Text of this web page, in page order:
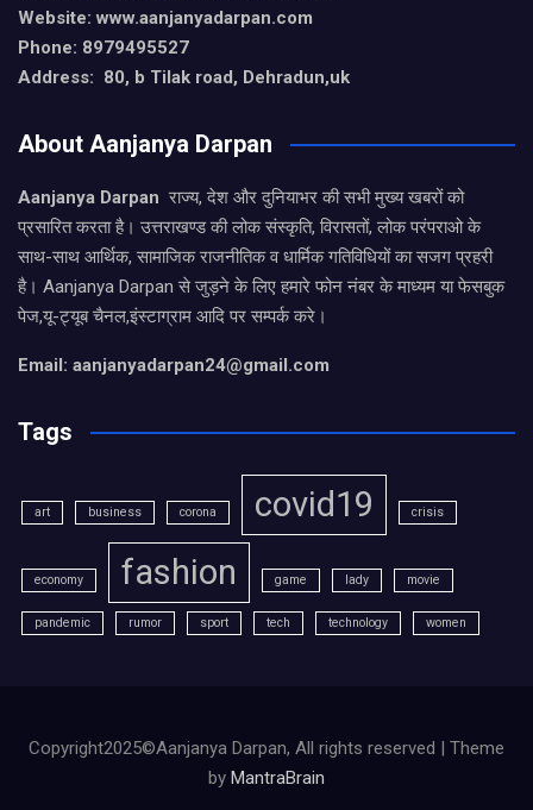
Website: www.aanjanyadarpan.com
Phone: 8979495527
Address: 80, b Tilak road, Dehradun,uk
About Aanjanya Darpan
Aanjanya Darpan राज्य, देश और दुनियाभर की सभी मुख्य खबरों को
प्रसारित करता है। उत्तराखण्ड की लोक संस्कृति, विरासतों, लोक परंपराओ के
साथ-साथ आर्थिक, सामाजिक राजनीतिक व धार्मिक गतिविधियों का सजग प्रहरी
है। Aanjanya Darpan से जुड़ने के लिए हमारे फोन नंबर के माध्यम या फेसबुक
पेज,यू-ट्यूब चैनल,इंस्टाग्राम आदि पर सम्पर्क करे।
Email: aanjanyadarpan24@gmail.com
Tags
art business corona covid19 crisis
economy fashion game lady movie
pandemic rumor sport tech technology women
Copyright2025©Aanjanya Darpan, All rights reserved | Theme
by MantraBrain